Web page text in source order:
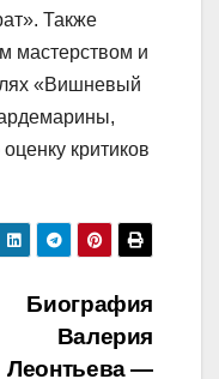
Также
мастерством и
«Вишневый
критиков
Биография
Валерия
Леонтьева —